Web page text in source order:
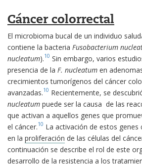
Cáncer colorrectal
El microbioma bucal de un individuo
contiene la bacteria Fusobacterium
nucleatum).10 Sin embargo, varios
presencia de la F. nucleatum en
crecimientos tumorígenos del cáncer
avanzadas.10 Recientemente, se
nucleatum puede ser la causa de las
que activan a aquellos genes que
el cáncer.10 La activación de estos genes
en la proliferación de las células del
continuación se describe el rol de este
desarrollo de la resistencia a los